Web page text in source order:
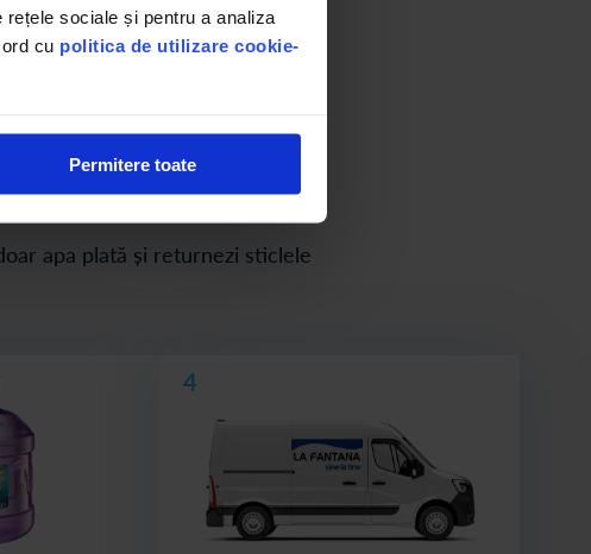
sociale și pentru a analiza
cu politica de utilizare cookie-
Permitere toate
apa și returnezi sticlele goale.
apa plată și returnezi sticlele
4